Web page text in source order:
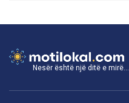
Nesër është një ditë e mirë...